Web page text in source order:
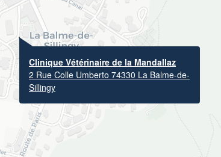
Clinique Vétérinaire de la Mandallaz
2 Rue Colle Umberto 74330 La Balme-de-
Sillingy